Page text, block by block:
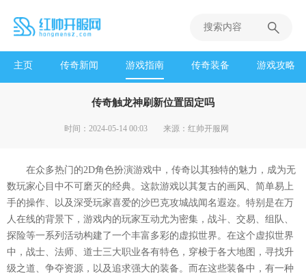
主页 传奇新闻 游戏指南 传奇装备 游戏攻略
传奇触龙神刷新位置固定吗
时间：2024-05-14 00:03 来源：红帅开服网
在众多热门的2D角色扮演游戏中，传奇以其独特的魅力，成为无
数玩家心目中不可磨灭的经典。这款游戏以其复古的画风、简单易上
手的操作、以及深受玩家喜爱的沙巴克攻城战闻名遐迩。特别是在万
人在线的背景下，游戏内的玩家互动尤为密集，战斗、交易、组队、
探险等一系列活动构建了一个丰富多彩的虚拟世界。在这个虚拟世界
中，战士、法师、道士三大职业各有特色，穿梭于各大地图，寻找升
级之道、争夺资源，以及追求强大的装备。而在这些装备中，有一种